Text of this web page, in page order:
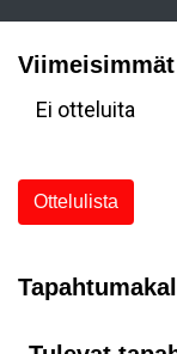
Ei otteluita
Ottelulista